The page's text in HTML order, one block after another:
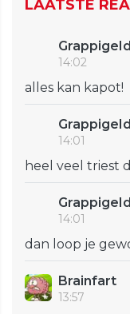
LAATSTE
14:02
alles kan kapot!
14:01
heel veel triest
14:01
dan loop je
Brainfart
13:57